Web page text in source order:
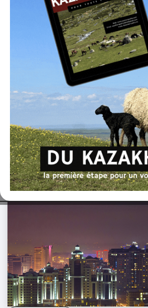
mesure, ou vous proposer des
optimisés, développés en
partenaires locaux.
En savoir plus
Dans la même